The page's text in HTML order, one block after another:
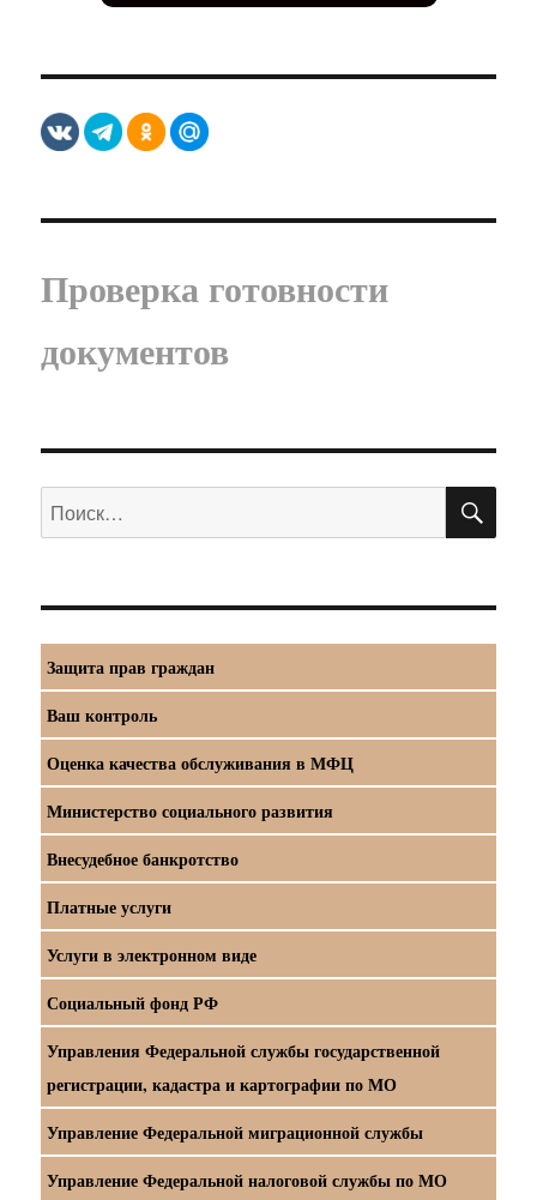
Проверка готовности
документов
Искать:
Защита прав граждан
Ваш контроль
Оценка качества обслуживания в МФЦ
Министерство социального развития
Внесудебное банкротство
Платные услуги
Услуги в электронном виде
Социальный фонд РФ
Управления Федеральной службы государственной
регистрации, кадастра и картографии по МО
Управление Федеральной миграционной службы
Управление Федеральной налоговой службы по МО